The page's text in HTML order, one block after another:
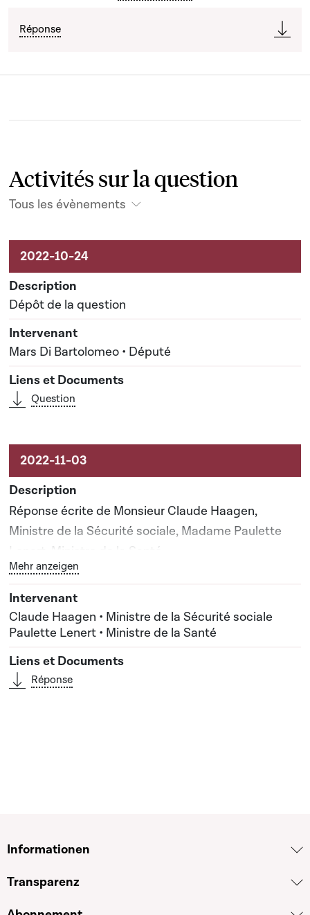
Réponse
Activités sur la question
Tous les évènements
Activités sur le dossier
Dépôt de la question
Mars Di Bartolomeo • Député
Question
Réponse écrite de Monsieur Claude Haagen,
Ministre de la Sécurité sociale, Madame Paulette
Lenert, Ministre de la Santé
Bouton graphique servant à afficher ou cacher tous
Mehr anzeigen
Claude Haagen • Ministre de la Sécurité sociale
Paulette Lenert • Ministre de la Santé
Réponse
Informationen
Transparenz